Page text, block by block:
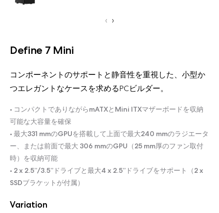
‹ ›
Define 7 Mini
コンポーネントのサポートと静音性を重視した、小型か
つエレガントなケースを求めるPCビルダー。
• コンパクトでありながらmATXとMini ITXマザーボードを収納
可能な大容量を確保
• 最大331 mmのGPUを搭載して上面で最大240 mmのラジエータ
ー、または前面で最大 306 mmのGPU（25 mm厚のファン取付
時）を収納可能
• 2 x 2.5”/3.5”ドライブと最大4 x 2.5”ドライブをサポート（2 x
SSDブラケットが付属）
Variation